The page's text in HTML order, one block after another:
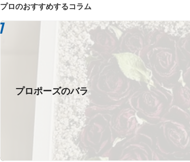
プロのおすすめするコラム
プロポーズのバラ